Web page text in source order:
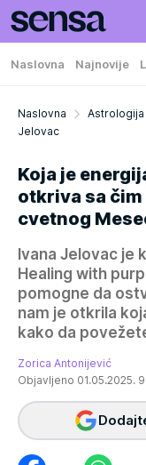
Naslovna Najnovije
Naslovna Astrologija
Jelovac
Koja je
otkriva sa
cvetnog
Ivana Jelovac
Healing with
pomogne da
nam je otkrila
kako da
Zorica Antonijević
Objavljeno 01.05.2025.